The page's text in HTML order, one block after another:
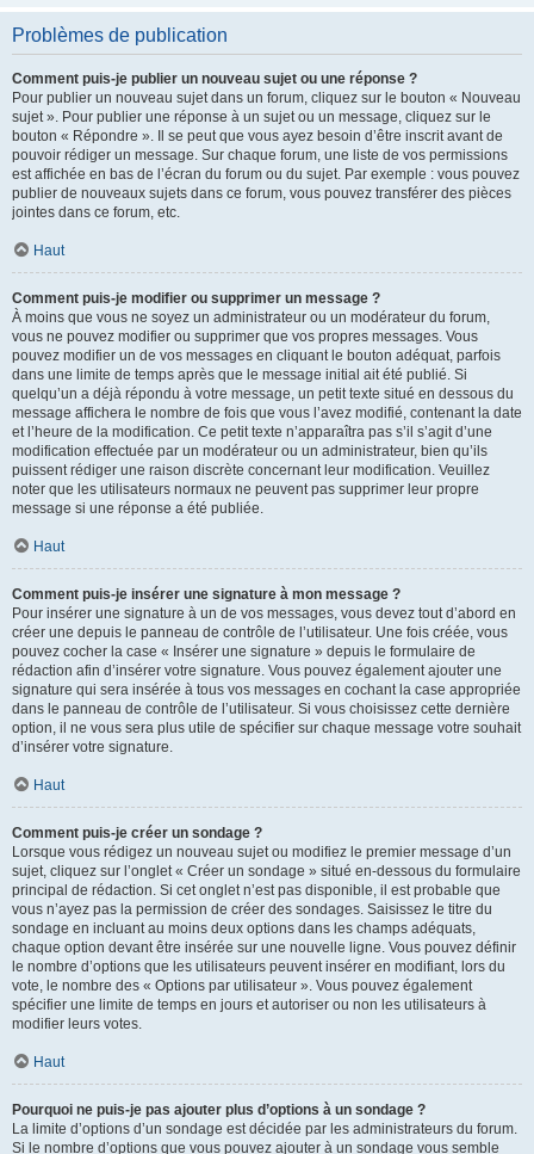
Problèmes de publication
Comment puis-je publier un nouveau sujet ou une réponse ?
Pour publier un nouveau sujet dans un forum, cliquez sur le bouton « Nouveau
sujet ». Pour publier une réponse à un sujet ou un message, cliquez sur le
bouton « Répondre ». Il se peut que vous ayez besoin d’être inscrit avant de
pouvoir rédiger un message. Sur chaque forum, une liste de vos permissions
est affichée en bas de l’écran du forum ou du sujet. Par exemple : vous pouvez
publier de nouveaux sujets dans ce forum, vous pouvez transférer des pièces
jointes dans ce forum, etc.
Haut
Comment puis-je modifier ou supprimer un message ?
À moins que vous ne soyez un administrateur ou un modérateur du forum,
vous ne pouvez modifier ou supprimer que vos propres messages. Vous
pouvez modifier un de vos messages en cliquant le bouton adéquat, parfois
dans une limite de temps après que le message initial ait été publié. Si
quelqu’un a déjà répondu à votre message, un petit texte situé en dessous du
message affichera le nombre de fois que vous l’avez modifié, contenant la date
et l’heure de la modification. Ce petit texte n’apparaîtra pas s’il s’agit d’une
modification effectuée par un modérateur ou un administrateur, bien qu’ils
puissent rédiger une raison discrète concernant leur modification. Veuillez
noter que les utilisateurs normaux ne peuvent pas supprimer leur propre
message si une réponse a été publiée.
Haut
Comment puis-je insérer une signature à mon message ?
Pour insérer une signature à un de vos messages, vous devez tout d’abord en
créer une depuis le panneau de contrôle de l’utilisateur. Une fois créée, vous
pouvez cocher la case « Insérer une signature » depuis le formulaire de
rédaction afin d’insérer votre signature. Vous pouvez également ajouter une
signature qui sera insérée à tous vos messages en cochant la case appropriée
dans le panneau de contrôle de l’utilisateur. Si vous choisissez cette dernière
option, il ne vous sera plus utile de spécifier sur chaque message votre souhait
d’insérer votre signature.
Haut
Comment puis-je créer un sondage ?
Lorsque vous rédigez un nouveau sujet ou modifiez le premier message d’un
sujet, cliquez sur l’onglet « Créer un sondage » situé en-dessous du formulaire
principal de rédaction. Si cet onglet n’est pas disponible, il est probable que
vous n’ayez pas la permission de créer des sondages. Saisissez le titre du
sondage en incluant au moins deux options dans les champs adéquats,
chaque option devant être insérée sur une nouvelle ligne. Vous pouvez définir
le nombre d’options que les utilisateurs peuvent insérer en modifiant, lors du
vote, le nombre des « Options par utilisateur ». Vous pouvez également
spécifier une limite de temps en jours et autoriser ou non les utilisateurs à
modifier leurs votes.
Haut
Pourquoi ne puis-je pas ajouter plus d’options à un sondage ?
La limite d’options d’un sondage est décidée par les administrateurs du forum.
Si le nombre d’options que vous pouvez ajouter à un sondage vous semble